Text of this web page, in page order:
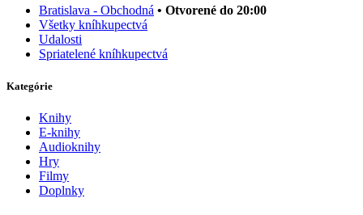
Bratislava - Obchodná • Otvorené do 20:00
Všetky kníhkupectvá
Udalosti
Spriatelené kníhkupectvá
Kategórie
Knihy
E-knihy
Audioknihy
Hry
Filmy
Doplnky